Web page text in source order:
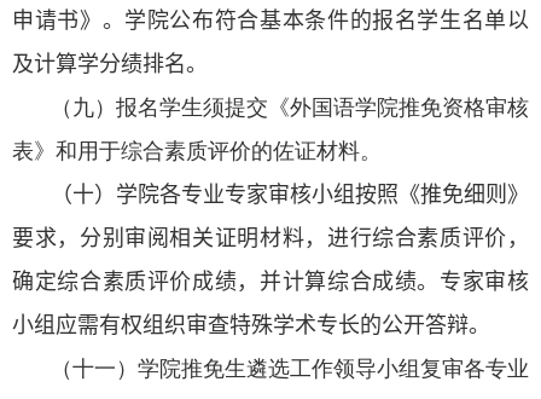
申请书》。学院公布符合基本条件的报名学生名单以
及计算学分绩排名。
（九）报名学生须提交《外国语学院推免资格审核
表》和用于综合素质评价的佐证材料。
（十）学院各专业专家审核小组按照《推免细则》
要求，分别审阅相关证明材料，进行综合素质评价，
确定综合素质评价成绩，并计算综合成绩。专家审核
小组应需有权组织审查特殊学术专长的公开答辩。
（十一）学院推免生遴选工作领导小组复审各专业